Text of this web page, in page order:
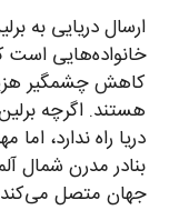
ارسال دریایی به
خانواده‌هایی است
کاهش چشمگیر
هستند. اگرچه
دریا راه ندارد،
بنادر مدرن شمال
جهان متصل می‌کند.